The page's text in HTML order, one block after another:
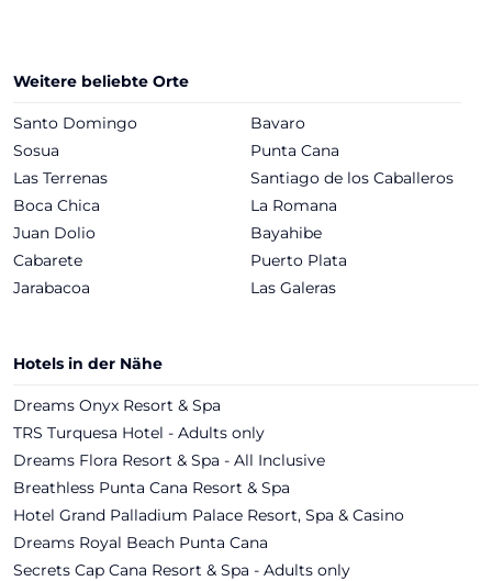
Weitere beliebte Orte
Santo Domingo
Bavaro
Sosua
Punta Cana
Las Terrenas
Santiago de los Caballeros
Boca Chica
La Romana
Juan Dolio
Bayahibe
Cabarete
Puerto Plata
Jarabacoa
Las Galeras
Hotels in der Nähe
Dreams Onyx Resort & Spa
TRS Turquesa Hotel - Adults only
Dreams Flora Resort & Spa - All Inclusive
Breathless Punta Cana Resort & Spa
Hotel Grand Palladium Palace Resort, Spa & Casino
Dreams Royal Beach Punta Cana
Secrets Cap Cana Resort & Spa - Adults only